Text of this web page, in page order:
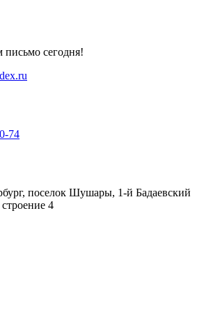
письмо сегодня!
74
поселок Шушары, 1-й Бадаевский
4